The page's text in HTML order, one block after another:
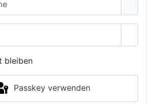
bleiben
Passkey verwenden